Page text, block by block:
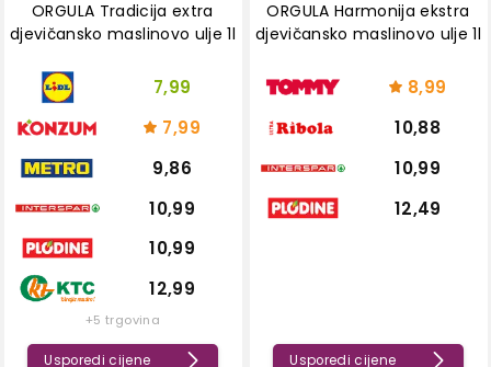
ORGULA Tradicija extra
djevičansko maslinovo ulje 1l
7,99
7,99
9,86
10,99
10,99
12,99
+5 trgovina
Usporedi cijene
ORGULA Harmonija ekstra
djevičansko maslinovo ulje 1l
8,99
10,88
10,99
12,49
Usporedi cijene